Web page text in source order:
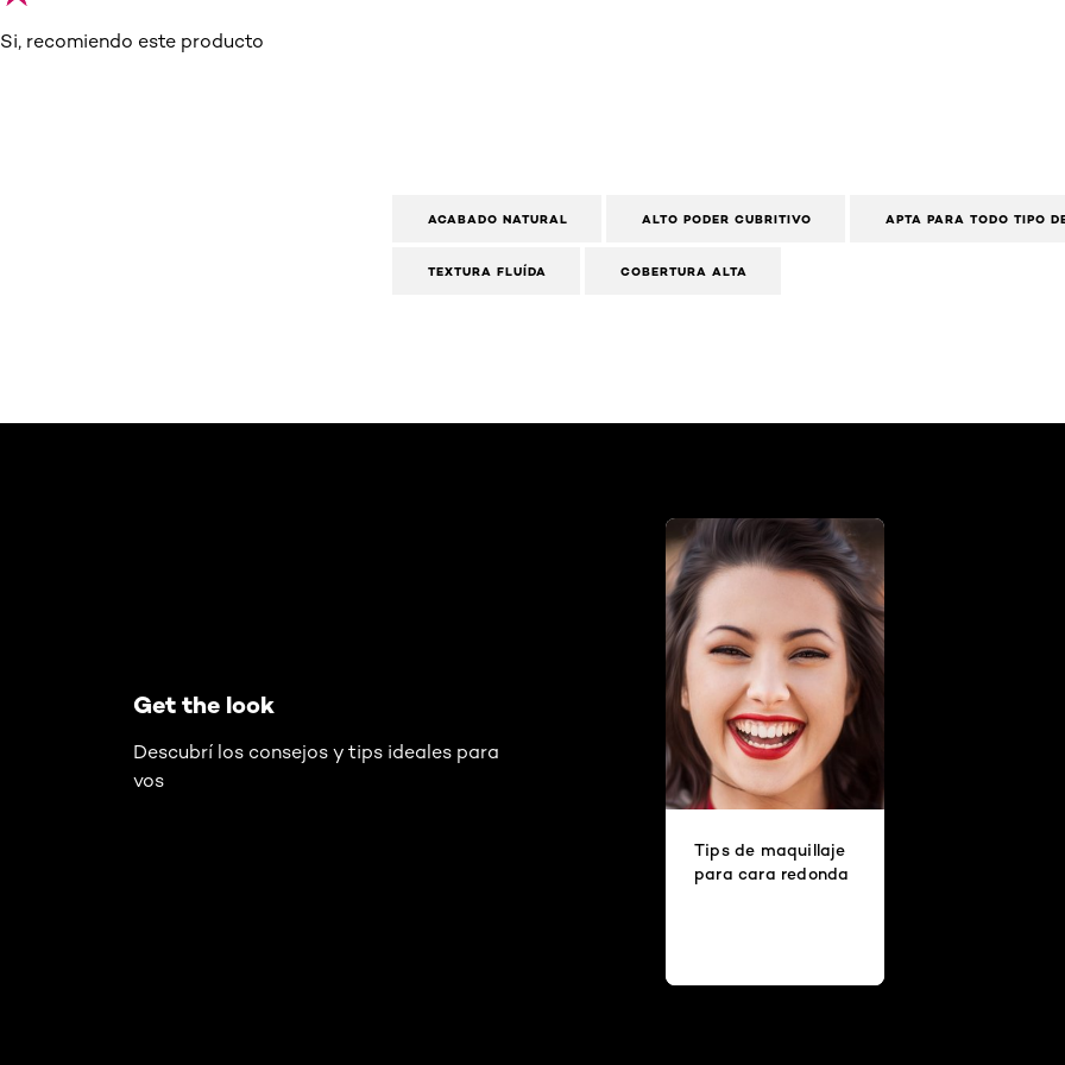
Si, recomiendo este producto
ACABADO NATURAL ALTO PODER CUBRITIVO APTA PARA TODO TIPO
TEXTURA FLUÍDA COBERTURA ALTA
Get the look
Descubrí los consejos y tips ideales para
vos
Tips de maquillaje
para cara redonda